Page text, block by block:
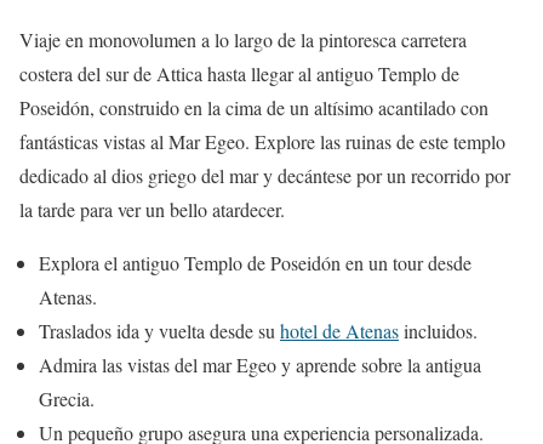
Viaje en monovolumen a lo largo de la pintoresca carretera
costera del sur de Attica hasta llegar al antiguo Templo de
Poseidón, construido en la cima de un altísimo acantilado con
fantásticas vistas al Mar Egeo. Explore las ruinas de este templo
dedicado al dios griego del mar y decántese por un recorrido por
la tarde para ver un bello atardecer.
Explora el antiguo Templo de Poseidón en un tour desde
Atenas.
Traslados ida y vuelta desde su hotel de Atenasincluidos.
Admira las vistas del mar Egeo y aprende sobre la antigua
Grecia.
Un pequeño grupo asegura una experiencia personalizada.